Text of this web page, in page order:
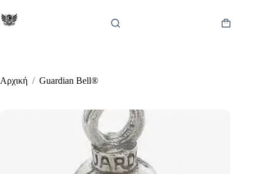
στο
περιεχόμενο
Καλάθι
Αρχική / Guardian Bell®